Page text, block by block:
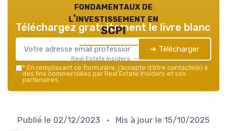
fondamentaux de
l'investissement en
SCPI
Real Estate Insiders — 2026
Téléchargez gratuitement le livre blanc
➔ Télécharger
* En remplissant ce formulaire, j’accepte d’être contacté(e) à
des fins commerciales par Real Estate Insiders et ses
partenaires.
Publié le 02/12/2023 • Mis à jour le 15/10/2025